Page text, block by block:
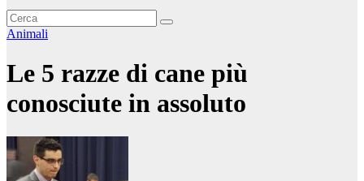
Animali
Le 5 razze di cane più
conosciute in assoluto